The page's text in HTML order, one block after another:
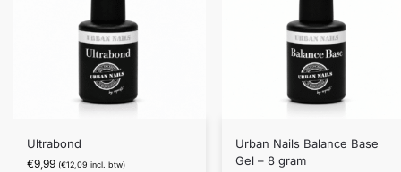
Ultrabond
€9,99 (€12,09 incl. btw)
Urban Nails Balance Base
Gel – 8 gram